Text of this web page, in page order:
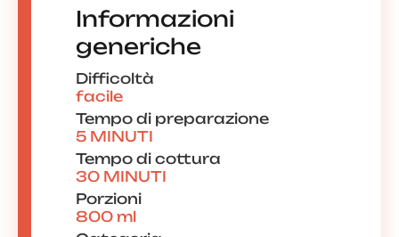
Informazioni
generiche
Difficoltà
facile
Tempo di preparazione
5 MINUTI
Tempo di cottura
30 MINUTI
Porzioni
800 ml